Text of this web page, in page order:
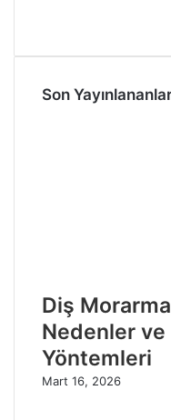
Son
Diş
Nedenler
Yöntemleri
Mart 16, 2026